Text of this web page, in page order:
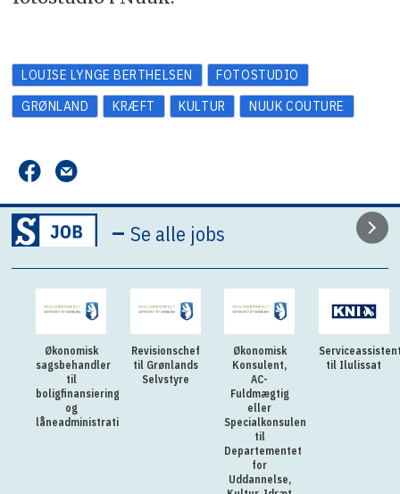
LOUISE LYNGE BERTHELSEN
FOTOSTUDIO
GRØNLAND
KRÆFT KULTUR NUUK COUTURE
–Se alle jobs
Økonomisk
sagsbehandler
til
boligfinansiering
og
låneadministration
Revisionschef
til Grønlands
Selvstyre
Økonomisk
Konsulent,
AC-
Fuldmægtig
eller
Specialkonsulent
til
Departementet
for
Uddannelse,
til Ilulissat